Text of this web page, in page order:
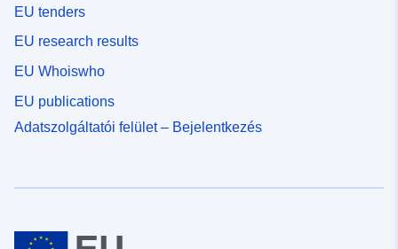
EU tenders
EU research results
EU Whoiswho
EU publications
Adatszolgáltatói felület – Bejelentkezés